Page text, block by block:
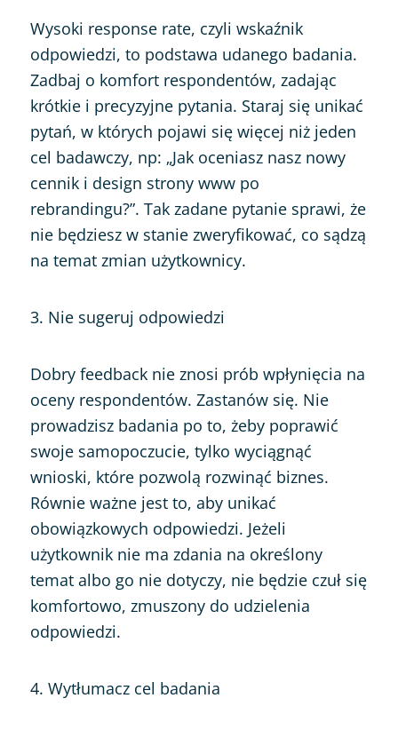
Wysoki response rate, czyli wskaźnik
odpowiedzi, to podstawa udanego badania.
Zadbaj o komfort respondentów, zadając
krótkie i precyzyjne pytania. Staraj się unikać
pytań, w których pojawi się więcej niż jeden
cel badawczy, np: „Jak oceniasz nasz nowy
cennik i design strony www po
rebrandingu?”. Tak zadane pytanie sprawi, że
nie będziesz w stanie zweryfikować, co sądzą
na temat zmian użytkownicy.
3. Nie sugeruj odpowiedzi
Dobry feedback nie znosi prób wpłynięcia na
oceny respondentów. Zastanów się. Nie
prowadzisz badania po to, żeby poprawić
swoje samopoczucie, tylko wyciągnąć
wnioski, które pozwolą rozwinąć biznes.
Równie ważne jest to, aby unikać
obowiązkowych odpowiedzi. Jeżeli
użytkownik nie ma zdania na określony
temat albo go nie dotyczy, nie będzie czuł się
komfortowo, zmuszony do udzielenia
odpowiedzi.
4. Wytłumacz cel badania